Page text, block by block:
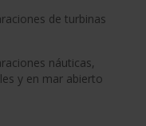
de turbinas
náuticas,
y en mar abierto